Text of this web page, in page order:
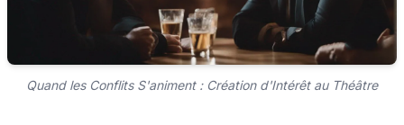
Quand les Conflits S'animent : Création d'Intérêt au Théâtre